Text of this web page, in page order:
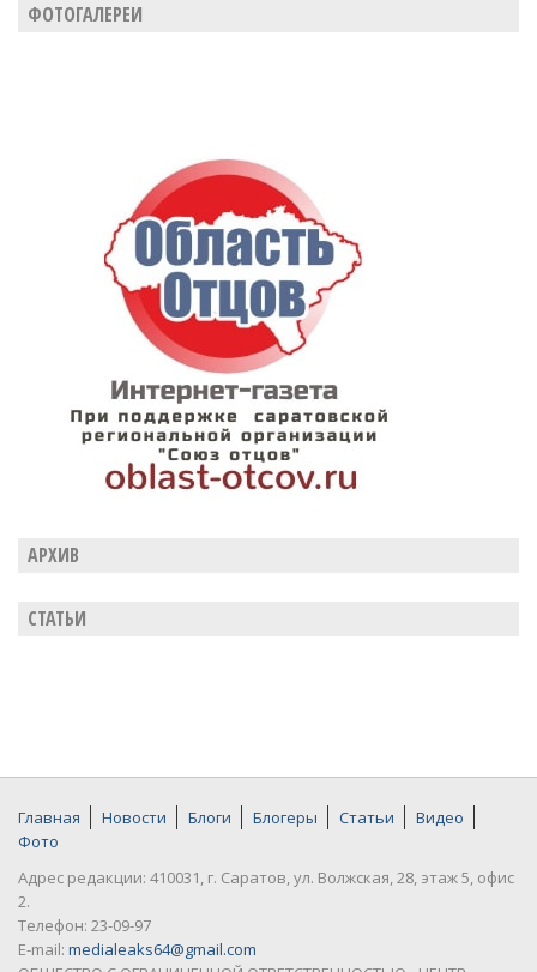
ФОТОГАЛЕРЕИ
АРХИВ
СТАТЬИ
Главная Новости Блоги Блогеры Статьи
Видео
Фото
Адрес редакции: 410031, г. Саратов, ул. Волжская, 28, этаж 5, офис
2.
Телефон: 23-09-97
E-mail: medialeaks64@gmail.com